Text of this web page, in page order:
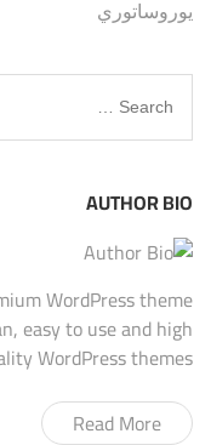
يوروساتوري
Search
for:
AUTHOR BIO
WordPress theme
easy to use and high
WordPress themes.
Read More